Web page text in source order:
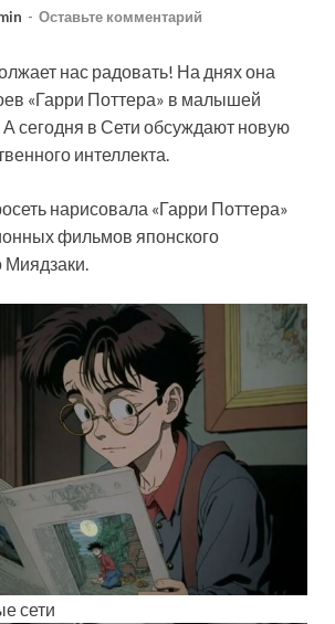
- Оставьте комментарий
нас радовать! На днях она
«Гарри Поттера» в малышей
А сегодня в Сети обсуждают новую
интеллекта.
нарисовала «Гарри Поттера»
фильмов японского
Миядзаки.
сети